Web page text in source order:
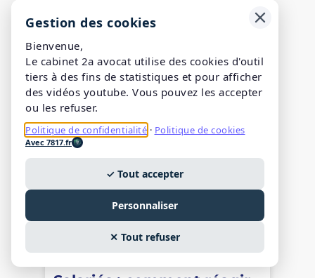
2a avocat
Gestion des cookies
Bienvenue,
Le cabinet 2a avocat utilise des cookies d'outil
tiers à des fins de statistiques et pour afficher
des vidéos youtube. Vous pouvez les accepter
ou les refuser.
Politique de confidentialité · Politique de cookies
Avec 7817.fr
✓ Tout accepter
Personnaliser
✕ Tout refuser